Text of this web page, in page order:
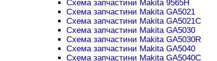
Схема запчастини Makita 9565H
Схема запчастини Makita GA5021
Схема запчастини Makita GA5021C
Схема запчастини Makita GA5030
Схема запчастини Makita GA5030R
Схема запчастини Makita GA5040
Схема запчастини Makita GA5040C